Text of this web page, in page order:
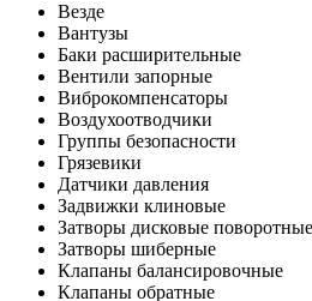
Везде
Вантузы
Баки расширительные
Вентили запорные
Виброкомпенсаторы
Воздухоотводчики
Группы безопасности
Грязевики
Датчики давления
Задвижки клиновые
Затворы дисковые поворотные
Затворы шиберные
Клапаны балансировочные
Клапаны обратные